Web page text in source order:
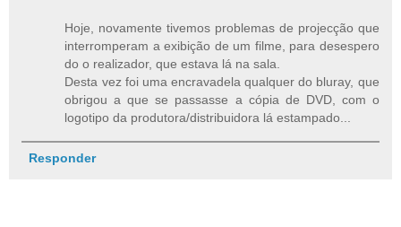
Hoje, novamente tivemos problemas de projecção que
interromperam a exibição de um filme, para desespero
do o realizador, que estava lá na sala.
Desta vez foi uma encravadela qualquer do bluray, que
obrigou a que se passasse a cópia de DVD, com o
logotipo da produtora/distribuidora lá estampado...
Responder